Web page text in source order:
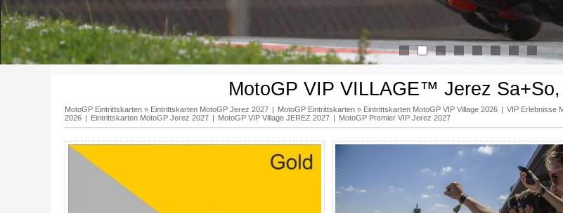
1 3 4
MotoGP VIP VILLAGE™ Jerez
MotoGP Eintrittskarten » Eintrittskarten MotoGP Jerez 2027 | MotoGP Eintrittskarten » Eintrittskarten MotoGP VIP Village 2026 | VIP Erlebnisse
2026 | Eintrittskarten MotoGP Jerez 2027 | MotoGP VIP Village JEREZ 2027 | MotoGP Premier VIP Jerez 2027